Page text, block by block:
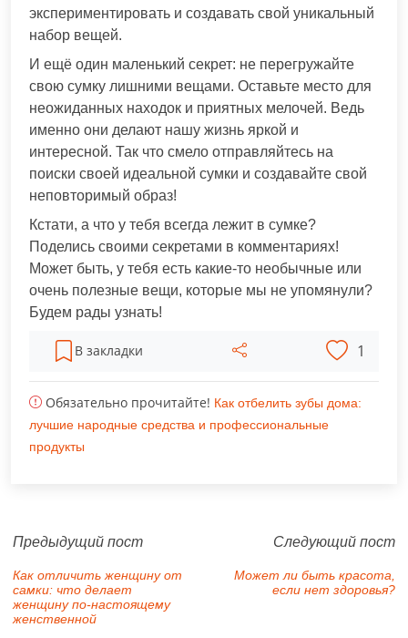
экспериментировать и создавать свой уникальный
набор вещей.
И ещё один маленький секрет: не перегружайте
свою сумку лишними вещами. Оставьте место для
неожиданных находок и приятных мелочей. Ведь
именно они делают нашу жизнь яркой и
интересной. Так что смело отправляйтесь на
поиски своей идеальной сумки и создавайте свой
неповторимый образ!
Кстати, а что у тебя всегда лежит в сумке?
Поделись своими секретами в комментариях!
Может быть, у тебя есть какие-то необычные или
очень полезные вещи, которые мы не упомянули?
Будем рады узнать!
В закладки 1
Обязательно прочитайте! Как отбелить зубы дома:
лучшие народные средства и профессиональные
продукты
Предыдущий пост
Как отличить женщину от
самки: что делает
женщину по-настоящему
женственной
Следующий пост
Может ли быть красота,
если нет здоровья?